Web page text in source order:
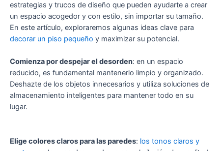
estrategias y trucos de diseño que pueden ayudarte a crear
un espacio acogedor y con estilo, sin importar su tamaño.
En este artículo, exploraremos algunas ideas clave para
decorar un piso pequeño y maximizar su potencial.
Comienza por despejar el desorden: en un espacio
reducido, es fundamental mantenerlo limpio y organizado.
Deshazte de los objetos innecesarios y utiliza soluciones de
almacenamiento inteligentes para mantener todo en su
lugar.
Elige colores claros para las paredes: los tonos claros y